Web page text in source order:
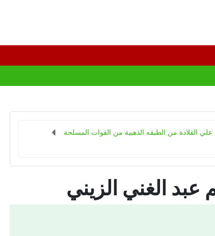
علي القلادة من الطبقه الذهبية من القوات المسلحة
الغني الزيني